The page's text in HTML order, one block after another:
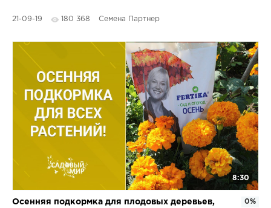
21-09-19 180 368 Семена Партнер
8:30
Осенняя подкормка для плодовых деревьев,
0%